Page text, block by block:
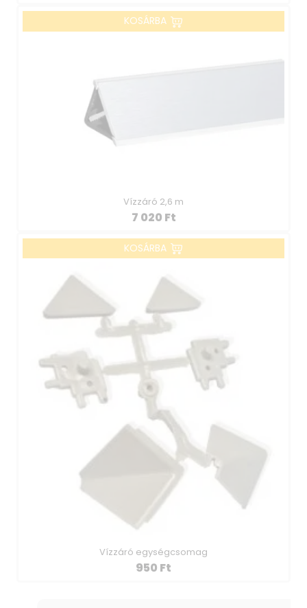
KOSÁRBA
Vízzáró 2,6 m
7 020 Ft
KOSÁRBA
Vízzáró egységcsomag
950 Ft